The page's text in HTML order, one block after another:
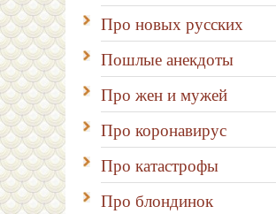
Про новых русских
Пошлые анекдоты
Про жен и мужей
Про коронавирус
Про катастрофы
Про блондинок